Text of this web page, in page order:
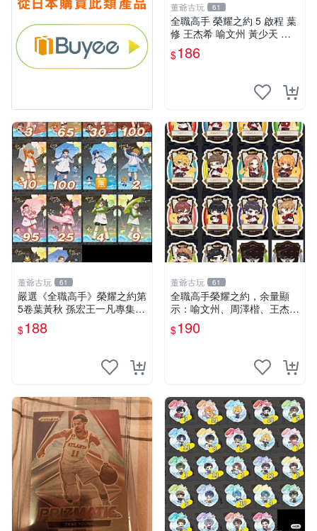
董爺古玩 61
全職高手 榮耀之約 5 啟程 葉
修 王杰希 喻文州 黃少天 周
澤楷 張佳樂 韓文清 蘇沐橙
四大主角聯誼限量圖書 榮耀
$186
董爺古玩 61
嚴選《全職高手》榮耀之約第
5卷葉黃秋 孫宏王一凡專集
童趣雨季限量版 童趣 雨季 全
職高手
$188
董爺古玩 61
全職高手榮耀之約，余量顯
示：喻文州、周澤楷、王杰
希、黃少天、肖時欽、楚雲
秀、蘇沐橙、張佳樂 全職高
$190